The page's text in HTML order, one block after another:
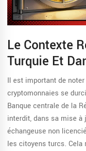
Le Contexte
Turquie Et
Il est important de
cryptomonnaies se
Banque centrale de la
interdit, dans sa mise à
échangeuse non
les citoyens turcs. Cela